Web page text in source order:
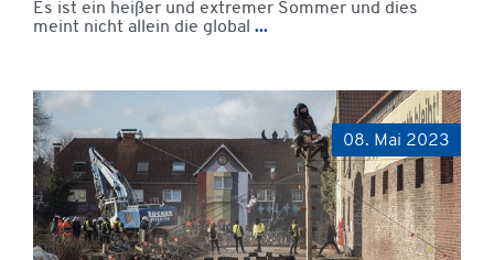
Es ist ein heißer und extremer Sommer und dies
meint nicht allein die global ...
08. Mai 2023